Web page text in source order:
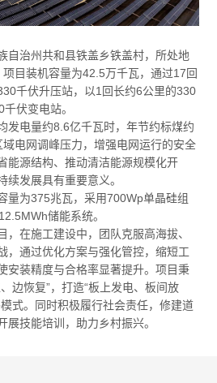
自治州共和县铁盖乡铁盖村，所处地
目装机容量为42.5万千瓦，通过17回
千伏升压站，以1回长约6公里的330
伏变电站。
发电量约8.6亿千瓦时，年节约标煤约
电网调峰压力，增强电网运行的安全
能源结构、推动清洁能源规模化开
续发展具有重要意义。
量为‌375兆瓦‌，采用‌700Wp‌单晶硅组
储能系统。
，在施工建设中，团队克服高海拔、
，通过优化方案与强化管控，缩短工
安装精度与合格率显著提升。项目秉
边恢复”，打造“板上发电、板间放
式。同时积极履行社会责任，修建道
展技能培训，助力乡村振兴。